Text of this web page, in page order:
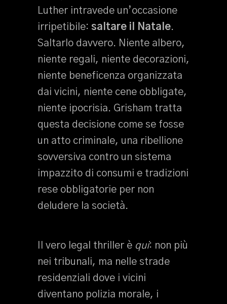
Luther intravede un’occasione
irripetibile: saltare il Natale.
Saltarlo davvero. Niente albero,
niente regali, niente decorazioni,
niente beneficenza organizzata
dai vicini, niente cene obbligate,
niente ipocrisia. Grisham tratta
questa decisione come se fosse
un atto criminale, una ribellione
sovversiva contro un sistema
impazzito di consumi e tradizioni
rese obbligatorie per non
deludere la società.
Il vero legal thriller è qui: non più
nei tribunali, ma nelle strade
residenziali dove i vicini
diventano polizia morale, i